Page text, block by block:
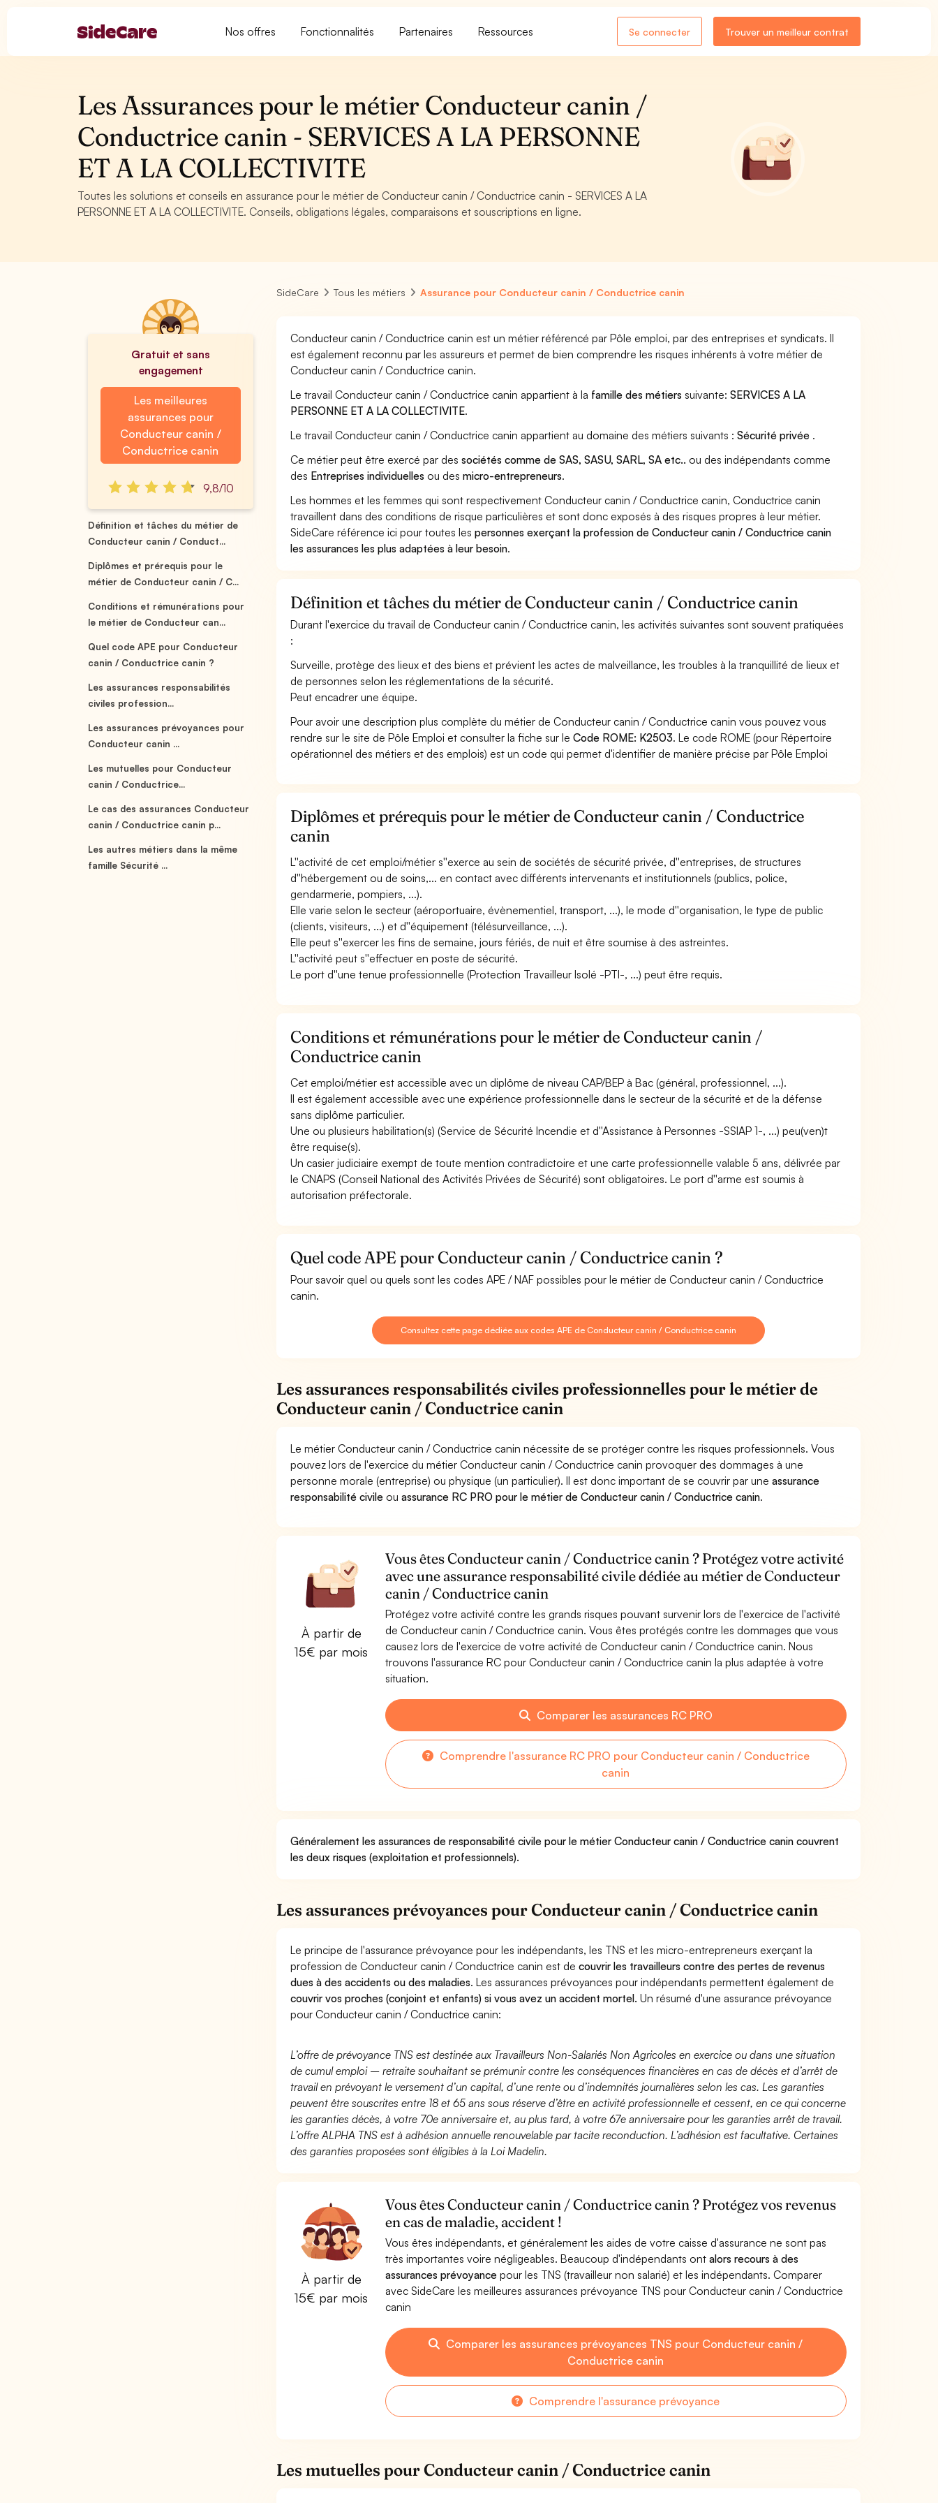
Nos offres Fonctionnalités Partenaires Ressources Se connecter Trouver un meilleur contrat
Les Assurances pour le métier Conducteur canin /
Conductrice canin - SERVICES A LA PERSONNE
ET A LA COLLECTIVITE
Toutes les solutions et conseils en assurance pour le métier de Conducteur canin / Conductrice canin - SERVICES A LA
PERSONNE ET A LA COLLECTIVITE. Conseils, obligations légales, comparaisons et souscriptions en ligne.
Gratuit et sans
engagement
Les meilleures
assurances pour
Conducteur canin /
Conductrice canin
9,8/10
Définition et tâches du métier de
Conducteur canin / Conduct...
Diplômes et prérequis pour le
métier de Conducteur canin / C...
Conditions et rémunérations pour
le métier de Conducteur can...
Quel code APE pour Conducteur
canin / Conductrice canin ?
Les assurances responsabilités
civiles profession...
Les assurances prévoyances pour
Conducteur canin ...
Les mutuelles pour Conducteur
canin / Conductrice...
Le cas des assurances Conducteur
canin / Conductrice canin p...
Les autres métiers dans la même
famille Sécurité ...
SideCare Tous les métiers Assurance pour Conducteur canin / Conductrice canin
Conducteur canin / Conductrice canin est un métier référencé par Pôle emploi, par des entreprises et syndicats. Il
est également reconnu par les assureurs et permet de bien comprendre les risques inhérents à votre métier de
Conducteur canin / Conductrice canin.
Le travail Conducteur canin / Conductrice canin appartient à la famille des métiers suivante:SERVICES A LA
PERSONNE ET A LA COLLECTIVITE.
Le travail Conducteur canin / Conductrice canin appartient au domaine des métiers suivants :Sécurité privée .
Ce métier peut être exercé par dessociétés comme de SAS, SASU, SARL, SA etc.. ou des indépendants comme
des Entreprises individuelles ou desmicro-entrepreneurs.
Les hommes et les femmes qui sont respectivement Conducteur canin / Conductrice canin, Conductrice canin
travaillent dans des conditions de risque particulières et sont donc exposés à des risques propres à leur métier.
SideCare référence ici pour toutes lespersonnes exerçant la profession de Conducteur canin / Conductrice canin
les assurances les plus adaptées à leur besoin.
Définition et tâches du métier de Conducteur canin / Conductrice canin
Durant l'exercice du travail de Conducteur canin / Conductrice canin, les activités suivantes sont souvent pratiquées
:
Surveille, protège des lieux et des biens et prévient les actes de malveillance, les troubles à la tranquillité de lieux et
de personnes selon les réglementations de la sécurité.
Peut encadrer une équipe.
Pour avoir une description plus complète du métier de Conducteur canin / Conductrice canin vous pouvez vous
rendre sur le site de Pôle Emploi et consulter la fiche sur leCode ROME: K2503. Le code ROME (pour Répertoire
opérationnel des métiers et des emplois) est un code qui permet d'identifier de manière précise par Pôle Emploi
Diplômes et prérequis pour le métier de Conducteur canin / Conductrice
canin
L''activité de cet emploi/métier s''exerce au sein de sociétés de sécurité privée, d''entreprises, de structures
d''hébergement ou de soins,... en contact avec différents intervenants et institutionnels (publics, police,
gendarmerie, pompiers, ...).
Elle varie selon le secteur (aéroportuaire, évènementiel, transport, ...), le mode d''organisation, le type de public
(clients, visiteurs, ...) et d''équipement (télésurveillance, ...).
Elle peut s''exercer les fins de semaine, jours fériés, de nuit et être soumise à des astreintes.
L''activité peut s''effectuer en poste de sécurité.
Le port d''une tenue professionnelle (Protection Travailleur Isolé -PTI-, ...) peut être requis.
Conditions et rémunérations pour le métier de Conducteur canin /
Conductrice canin
Cet emploi/métier est accessible avec un diplôme de niveau CAP/BEP à Bac (général, professionnel, ...).
Il est également accessible avec une expérience professionnelle dans le secteur de la sécurité et de la défense
sans diplôme particulier.
Une ou plusieurs habilitation(s) (Service de Sécurité Incendie et d''Assistance à Personnes -SSIAP 1-, ...) peu(ven)t
être requise(s).
Un casier judiciaire exempt de toute mention contradictoire et une carte professionnelle valable 5 ans, délivrée par
le CNAPS (Conseil National des Activités Privées de Sécurité) sont obligatoires. Le port d''arme est soumis à
autorisation préfectorale.
Quel code APE pour Conducteur canin / Conductrice canin ?
Pour savoir quel ou quels sont les codes APE / NAF possibles pour le métier de Conducteur canin / Conductrice
canin.
Consultez cette page dédiée aux codes APE de Conducteur canin / Conductrice canin
Les assurances responsabilités civiles professionnelles pour le métier de
Conducteur canin / Conductrice canin
Le métier Conducteur canin / Conductrice canin nécessite de se protéger contre les risques professionnels. Vous
pouvez lors de l'exercice du métier Conducteur canin / Conductrice canin provoquer des dommages à une
personne morale (entreprise) ou physique (un particulier). Il est donc important de se couvrir par uneassurance
responsabilité civile ouassurance RC PRO pour le métier de Conducteur canin / Conductrice canin.
À partir de
15€ par mois
Vous êtes Conducteur canin / Conductrice canin ? Protégez votre activité
avec une assurance responsabilité civile dédiée au métier de Conducteur
canin / Conductrice canin
Protégez votre activité contre les grands risques pouvant survenir lors de l'exercice de l'activité
de Conducteur canin / Conductrice canin. Vous êtes protégés contre les dommages que vous
causez lors de l'exercice de votre activité de Conducteur canin / Conductrice canin. Nous
trouvons l'assurance RC pour Conducteur canin / Conductrice canin la plus adaptée à votre
situation.
Comparer les assurances RC PRO
Comprendre l'assurance RC PRO pour Conducteur canin / Conductrice
canin
Généralement les assurances de responsabilité civile pour le métier Conducteur canin / Conductrice canin couvrent
les deux risques (exploitation et professionnels).
Les assurances prévoyances pour Conducteur canin / Conductrice canin
Le principe de l'assurance prévoyance pour les indépendants, les TNS et les micro-entrepreneurs exerçant la
profession de Conducteur canin / Conductrice canin est decouvrir les travailleurs contre des pertes de revenus
dues à des accidents ou des maladies. Les assurances prévoyances pour indépendants permettent également de
couvrir vos proches (conjoint et enfants) si vous avez un accident mortel. Un résumé d'une assurance prévoyance
pour Conducteur canin / Conductrice canin:
L’offre de prévoyance TNS est destinée aux Travailleurs Non-Salariés Non Agricoles en exercice ou dans une situation
de cumul emploi – retraite souhaitant se prémunir contre les conséquences financières en cas de décès et d’arrêt de
travail en prévoyant le versement d’un capital, d’une rente ou d’indemnités journalières selon les cas. Les garanties
peuvent être souscrites entre 18 et 65 ans sous réserve d’être en activité professionnelle et cessent, en ce qui concerne
les garanties décès, à votre 70e anniversaire et, au plus tard, à votre 67e anniversaire pour les garanties arrêt de travail.
L’offre ALPHA TNS est à adhésion annuelle renouvelable par tacite reconduction. L’adhésion est facultative. Certaines
des garanties proposées sont éligibles à la Loi Madelin.
À partir de
15€ par mois
Vous êtes Conducteur canin / Conductrice canin ? Protégez vos revenus
en cas de maladie, accident !
Vous êtes indépendants, et généralement les aides de votre caisse d'assurance ne sont pas
très importantes voire négligeables. Beaucoup d'indépendants ont alors recours à des
assurances prévoyancepour les TNS (travailleur non salarié) et les indépendants. Comparer
avec SideCare les meilleures assurances prévoyance TNS pour Conducteur canin / Conductrice
canin
Comparer les assurances prévoyances TNS pour Conducteur canin /
Conductrice canin
Comprendre l'assurance prévoyance
Les mutuelles pour Conducteur canin / Conductrice canin